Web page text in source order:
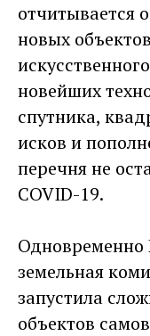
отчитывается
новых
новейших
спутника,
исков и
перечня не
COVID-19.
Одновременно
земельная
запустила
объектов